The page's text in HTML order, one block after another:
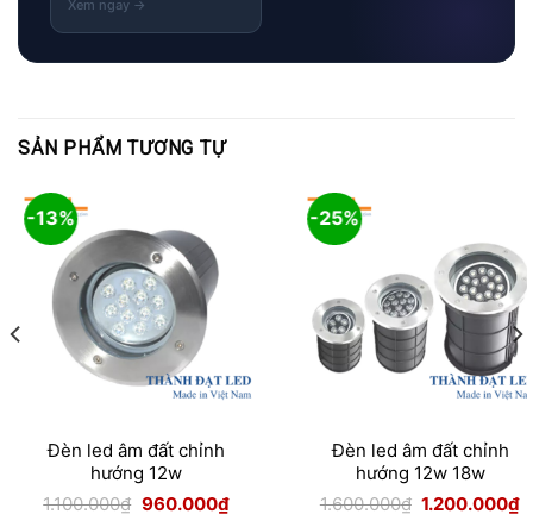
SẢN PHẨM TƯƠNG TỰ
-13%
Đèn led âm đất chỉnh
hướng 12w
1.100.000₫ Giá
gốc
960.000₫Giá
hiện
-25%
Đèn led âm đất chỉnh
hướng 12w 18w
1.600.000₫ Giá
gốc
1.200.000₫